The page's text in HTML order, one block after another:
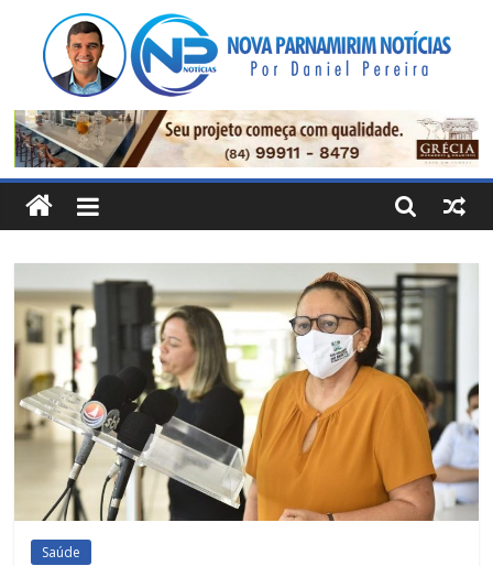
conteúdo
Nova
Parnamirim
Notícias
Por
Daniel
Pereira
Saúde